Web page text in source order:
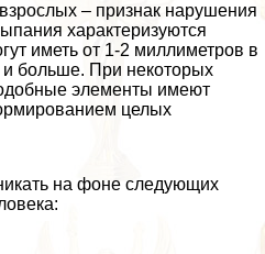
– признак нарушения
хаpaктеризуются
иметь от 1-2 миллиметров в
и больше. При некоторых
элементы имеют
целых
на фоне следующих